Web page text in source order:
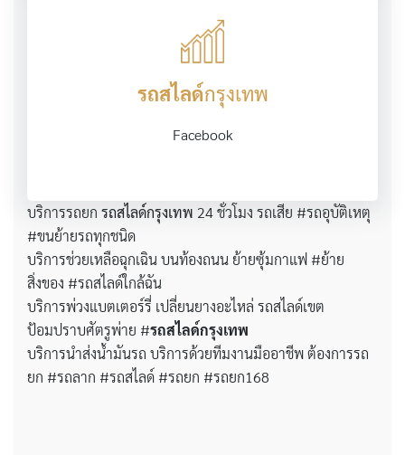
รถสไลด์กรุงเทพ
Facebook
บริการรถยก รถสไลด์กรุงเทพ 24 ชั่วโมง รถเสีย #รถอุบัติเหตุ
#ขนย้ายรถทุกชนิด
บริการช่วยเหลือฉุกเฉิน บนท้องถนน ย้ายซุ้มกาแฟ #ย้าย
สิ่งของ #รถสไลด์ใกล้ฉัน
บริการพ่วงแบตเตอร์รี่ เปลี่ยนยางอะไหล่ รถสไลด์เขต
ป้อมปราบศัตรูพ่าย #รถสไลด์กรุงเทพ
บริการนำส่งน้ำมันรถ บริการด้วยทีมงานมืออาชีพ ต้องการรถ
ยก #รถลาก #รถสไลด์ #รถยก #รถยก168